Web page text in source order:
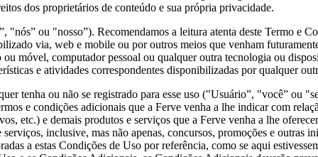
dos proprietários de conteúdo e sua própria privacidade.
ou "nosso”). Recomendamos a leitura atenta deste Termo e
via, web e mobile ou por outros meios que venham
móvel, computador pessoal ou qualquer outra tecnologia ou
e atividades correspondentes disponibilizadas por qualquer
tenha ou não se registrado para esse uso ("Usuário”, "você” ou
e condições adicionais que a Ferve venha a lhe indicar com
etc.) e demais produtos e serviços que a Ferve venha a lhe
inclusive, mas não apenas, concursos, promoções e
a estas Condições de Uso por referência, como se aqui